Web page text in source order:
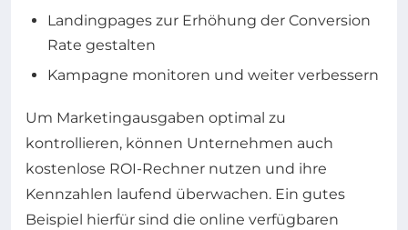
Landingpages zur Erhöhung der Conversion
Rate gestalten
Kampagne monitoren und weiter verbessern
Um Marketingausgaben optimal zu
kontrollieren, können Unternehmen auch
kostenlose ROI-Rechner nutzen und ihre
Kennzahlen laufend überwachen. Ein gutes
Beispiel hierfür sind die online verfügbaren